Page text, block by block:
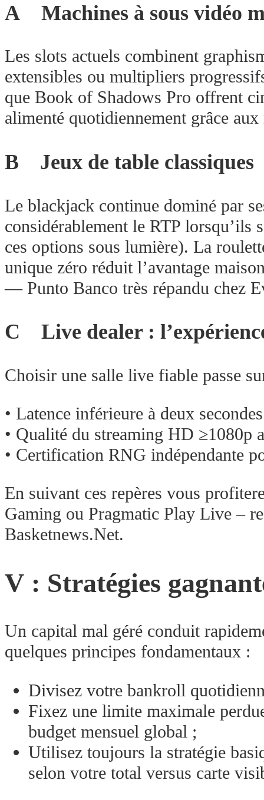
A Machines à sous vidéo
Les slots actuels combinent
extensibles ou multipliers
que Book of Shadows Pro offrent
alimenté quotidiennement grâce
B Jeux de table classiques
Le blackjack continue dominé par
considérablement le RTP lorsqu’ils
ces options sous lumière). La
unique zéro réduit l’avantage
— Punto Banco très répandu chez
C Live dealer :
Choisir une salle live fiable passe
• Latence inférieure à deux
• Qualité du streaming HD ≥1080p
• Certification RNG indépendante
En suivant ces repères vous
Gaming ou Pragmatic Play Live –
Basketnews.Net.
V : Stratégies
Un capital mal géré conduit
quelques principes fondamentaux :
Divisez votre bankroll
Fixez une limite maximale
budget mensuel global ;
Utilisez toujours la stratégie
selon votre total versus carte